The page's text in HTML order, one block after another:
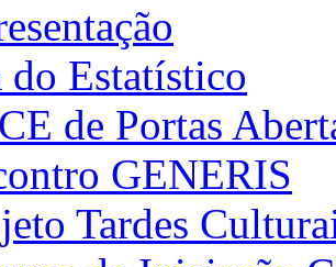
do Estatístico
de Portas
GENERIS
Tardes